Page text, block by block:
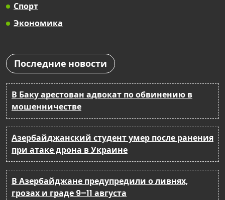
Спорт
Экономика
Последние новости
В Баку арестован адвокат по обвинению в
мошенничестве
Азербайджанский студент умер после ранения
при атаке дрона в Украине
В Азербайджане предупредили о ливнях,
грозах и граде 9–11 августа